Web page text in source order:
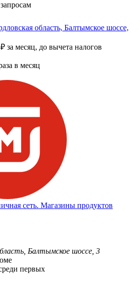
область, Балтымское шоссе,
₽ за месяц, до вычета налогов
в месяц
сеть. Магазины продуктов
Балтымское шоссе, 3
первых